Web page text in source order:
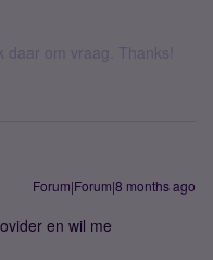
om vraag. Thanks!
Forum|Forum|8 months ago
en wil me